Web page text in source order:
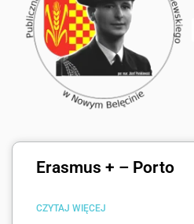
Erasmus + – Porto
CZYTAJ WIĘCEJ